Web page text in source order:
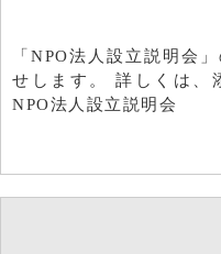
「NPO法人設立説明会
せします。 詳しくは、
NPO法人設立説明会